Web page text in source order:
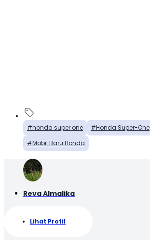
honda super one
Honda Super-One
Mobil Baru Honda
Reva Almalika
Lihat Profil